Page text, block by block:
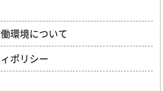
環境について
ポリシー